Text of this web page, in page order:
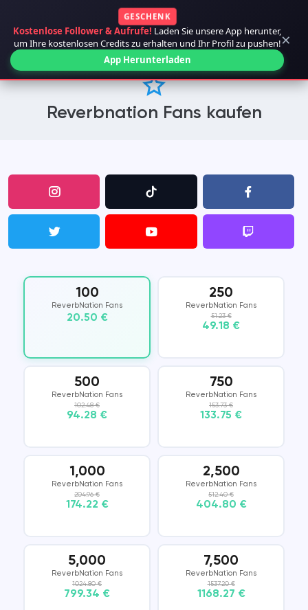
GESCHENK
Kostenlose Follower & Aufrufe! Laden Sie unsere App herunter,
um Ihre kostenlosen Credits zu erhalten und Ihr Profil zu pushen!
App Herunterladen
×
Reverbnation Fans kaufen
100
ReverbNation Fans
20.50 €
250
ReverbNation Fans
51.23 €
49.18 €
500
ReverbNation Fans
102.48 €
94.28 €
750
ReverbNation Fans
153.73 €
133.75 €
1,000
ReverbNation Fans
204.96 €
174.22 €
2,500
ReverbNation Fans
512.40 €
404.80 €
5,000
ReverbNation Fans
1024.80 €
799.34 €
7,500
ReverbNation Fans
1537.20 €
1168.27 €